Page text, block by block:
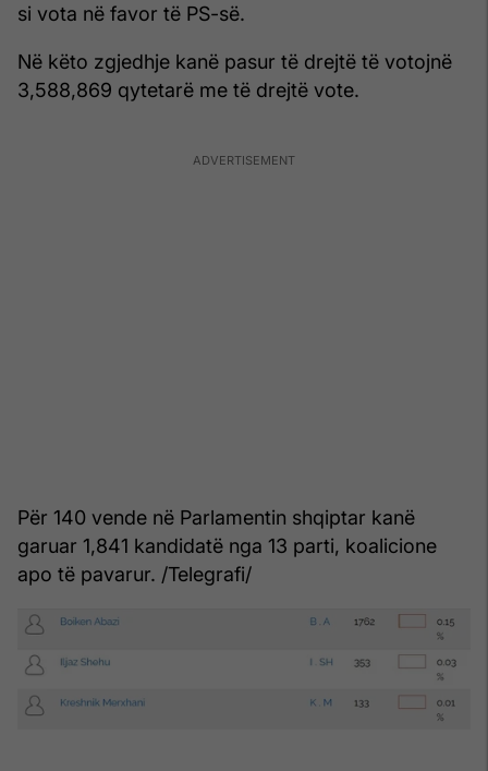
si vota në favor të PS-së.
Në këto zgjedhje kanë pasur të drejtë të votojnë
3,588,869 qytetarë me të drejtë vote.
Për 140 vende në Parlamentin shqiptar kanë
garuar 1,841 kandidatë nga 13 parti, koalicione
apo të pavarur. /Telegrafi/